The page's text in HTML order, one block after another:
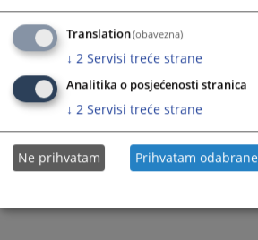
Translation(obavezna)
↓ 2 Servisi treće strane
Analitika o posjećenosti stranica
↓ 2 Servisi treće strane
Ne prihvatam Prihvatam odabrane